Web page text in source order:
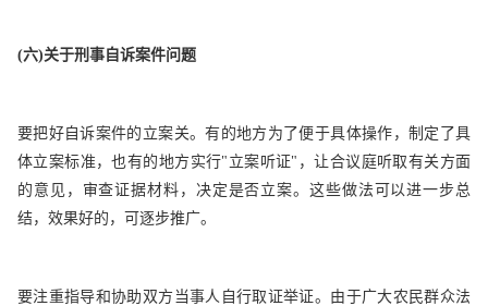
(六)关于刑事自诉案件问题
要把好自诉案件的立案关。有的地方为了便于具体操作，制定了具
体立案标准，也有的地方实行"立案听证"，让合议庭听取有关方面
的意见，审查证据材料，决定是否立案。这些做法可以进一步总
结，效果好的，可逐步推广。
要注重指导和协助双方当事人自行取证举证。由于广大农民群众法